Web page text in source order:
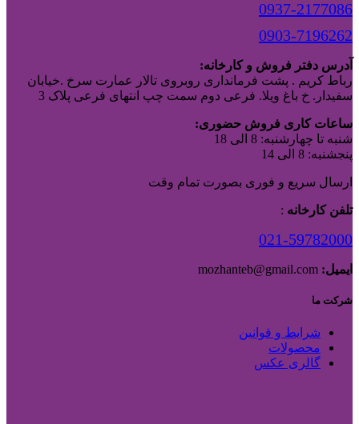
0937-2177086
0903-7196262
آدرس دفتر فروش و کارخانه:
رباط کریم . پشت فرمانداری روبروی تالار عمارت سرخ .خیابان
سفیدار. خ باغ ویلا. فرعی دوم سمت چپ انتهای فرعی پلاک 3
ساعات کاری فروش حضوری:
شنبه تا چهارشنبه: 8 الی 18
پنجشنبه: 8 الی 14
ارسال سریع و فوری بصورت تمام وقت
تلفن کارخانه :
021-59782000
ایمیل:
شرکت ما
شرایط و قوانین
محصولات
گالری عکس